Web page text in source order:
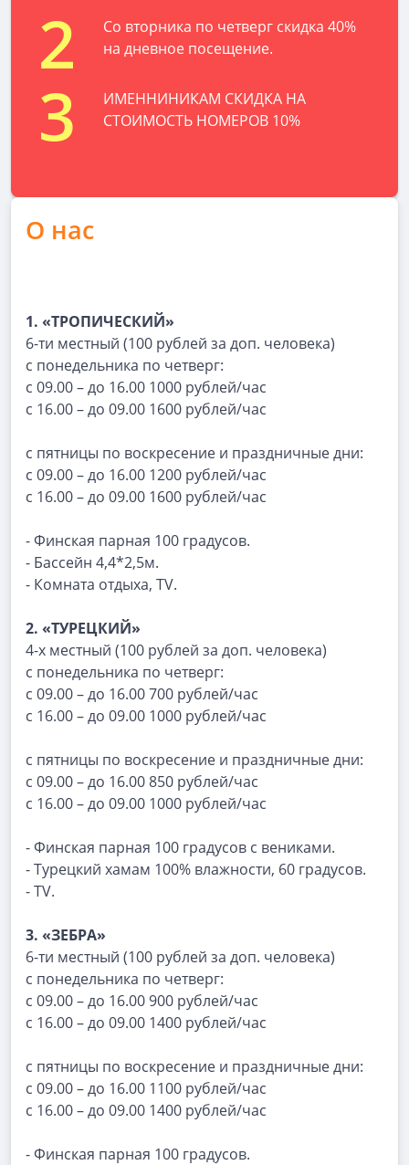
2
Со вторника по четверг скидка 40%
на дневное посещение.
3
ИМЕННИНИКАМ СКИДКА НА
СТОИМОСТЬ НОМЕРОВ 10%
О нас
1. «ТРОПИЧЕСКИЙ»
6-ти местный (100 рублей за доп. человека)
с понедельника по четверг:
с 09.00 – до 16.00 1000 рублей/час
с 16.00 – до 09.00 1600 рублей/час
с пятницы по воскресение и праздничные дни:
с 09.00 – до 16.00 1200 рублей/час
с 16.00 – до 09.00 1600 рублей/час
- Финская парная 100 градусов.
- Бассейн 4,4*2,5м.
- Комната отдыха, TV.
2. «ТУРЕЦКИЙ»
4-х местный (100 рублей за доп. человека)
с понедельника по четверг:
с 09.00 – до 16.00 700 рублей/час
с 16.00 – до 09.00 1000 рублей/час
с пятницы по воскресение и праздничные дни:
с 09.00 – до 16.00 850 рублей/час
с 16.00 – до 09.00 1000 рублей/час
- Финская парная 100 градусов с вениками.
- Турецкий хамам 100% влажности, 60 градусов.
- TV.
3. «ЗЕБРА»
6-ти местный (100 рублей за доп. человека)
с понедельника по четверг:
с 09.00 – до 16.00 900 рублей/час
с 16.00 – до 09.00 1400 рублей/час
с пятницы по воскресение и праздничные дни:
с 09.00 – до 16.00 1100 рублей/час
с 16.00 – до 09.00 1400 рублей/час
- Финская парная 100 градусов.